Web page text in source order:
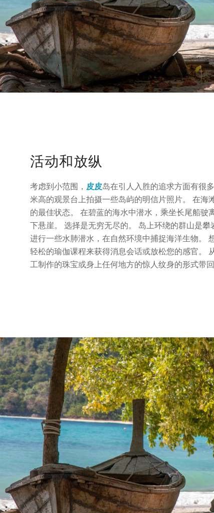
活动和放纵
考虑到小范围， 皮皮岛在引人入胜的追求方面有很
米高的观景台上拍摄一些岛屿的明信片照片。 在海
的最佳状态。 在碧蓝的海水中潜水，乘坐长尾船驶
下悬崖。 选择是无穷无尽的。 岛上环绕的群山是
进行一些水肺潜水，在自然环境中捕捉海洋生物。
轻松的瑜伽课程来获得消息会话或放松您的感官。
工制作的珠宝或身上任何地方的惊人纹身的形式带